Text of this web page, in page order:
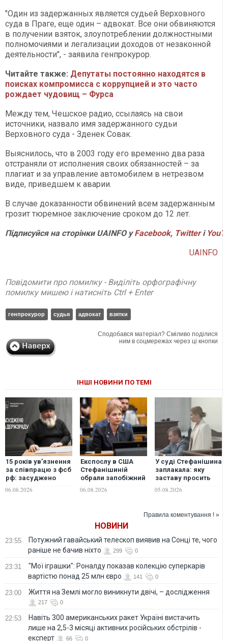
"Один из задержанных является судьей Верховного
суда в Праге, еще один – адвокат. Все они обвиняются
в получении взяток, злоупотреблении должностными
полномочиями и легализации доходов от незаконной
деятельности", - заявила генпрокурор.
Читайте также: Депутаты постоянно находятся в
поисках компромисса с коррупцией и это часто
рождает чудовищ – Фурса
Между тем, Чешское радио, ссылаясь на свои
источники, назвало имя задержанного судьи
Верховного суда - Зденек Совак.
Выяснилось, что в 2003 году его временно два раза
отстраняли от исполнения своих обязанностей – за
плагиат и за управление автомобилем в нетрезвом
виде, приведшем к аварии.
В случае доказанности обвинений всем задержанным
грозит тюремное заключение сроком до 12 лет.
Підписуйся на сторінки UAINFO уFacebook, Twitterі
UAINFO
Повідомити про помилку - Виділіть орфографічну
помилку мишею і натисніть Ctrl + Enter
генпрокурор судья адвокат взятки
Сподобався матеріал? Сміливо поділися
ним в соцмережах через ці кнопки
ІНШІ НОВИНИ ПО ТЕМІ
15 років ув’язнення
за співпрацю з фсб
рф: засуджено
УПЦ (МП)
06.08.2026
Експослу в США
Стефанішиній
обрали запобіжний
06.08.2026
У суді Стефанішина
заплакала: яку
заставу просить
05.08.2026
Правила коментування ! »
НОВИНИ
23:55
Потужний гавайський телескоп виявив на Сонці те, чого
раніше не бачив ніхто
299 0
23:31
"Мої іграшки": Роналду показав колекцію суперкарів
вартістю понад 25 млн євро
141 0
23:00 Життя на Землі могло виникнути двічі, – дослідження
217 0
22:53
Навіть 300 американських ракет Україні вистачить
лише на 2,5-3 місяці активних російських обстрілів -
експерт
66 0